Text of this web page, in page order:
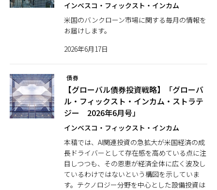
インベスコ・フィックスト・インカム
米国のバンクローン市場に関する毎月の情報を
お届けします。
2026年6月17日
債券
【グローバル債券投資戦略】「グローバ
ル・フィックスト・インカム・ストラテ
ジー 2026年6月号」
インベスコ・フィックスト・インカム
本稿では、AI関連投資の急拡大が米国経済の成
長ドライバーとして存在感を高めている点に注
目しつつも、その恩恵が経済全体に広く波及し
ているわけではないという構図を示していま
す。テクノロジー分野を中心とした設備投資は